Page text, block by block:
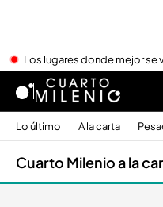
Los lugares donde mejor se
Lo último A la carta
Cuarto Milenio a la